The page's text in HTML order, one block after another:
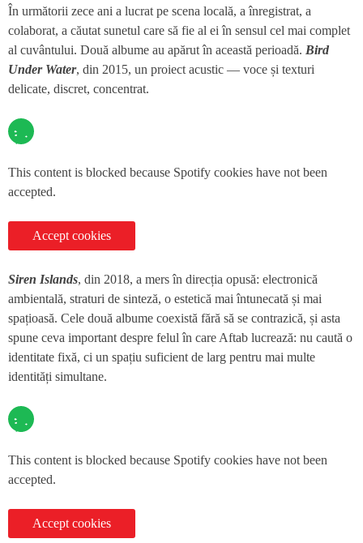
În următorii zece ani a lucrat pe scena locală, a înregistrat, a
colaborat, a căutat sunetul care să fie al ei în sensul cel mai complet
al cuvântului. Două albume au apărut în această perioadă. Bird
Under Water, din 2015, un proiect acustic — voce și texturi
delicate, discret, concentrat.
This content is blocked because Spotify cookies have not been
accepted.
Accept cookies
Siren Islands, din 2018, a mers în direcția opusă: electronică
ambientală, straturi de sinteză, o estetică mai întunecată și mai
spațioasă. Cele două albume coexistă fără să se contrazică, și asta
spune ceva important despre felul în care Aftab lucrează: nu caută o
identitate fixă, ci un spațiu suficient de larg pentru mai multe
identități simultane.
This content is blocked because Spotify cookies have not been
accepted.
Accept cookies